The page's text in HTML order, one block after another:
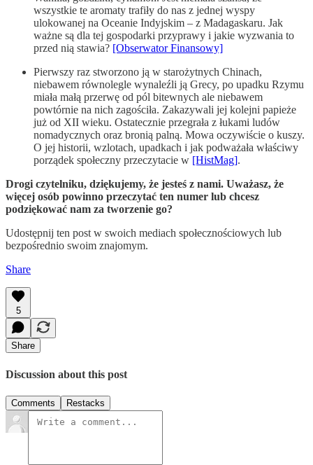
wszystkie te aromaty trafiły do nas z jednej wyspy
ulokowanej na Oceanie Indyjskim – z Madagaskaru. Jak
ważne są dla tej gospodarki przyprawy i jakie wyzwania to
przed nią stawia? [Obserwator Finansowy]
Pierwszy raz stworzono ją w starożytnych Chinach,
niebawem równolegle wynaleźli ją Grecy, po upadku Rzymu
miała małą przerwę od pól bitewnych ale niebawem
powtórnie na nich zagościła. Zakazywali jej kolejni papieże
już od XII wieku. Ostatecznie przegrała z łukami ludów
nomadycznych oraz bronią palną. Mowa oczywiście o kuszy.
O jej historii, wzlotach, upadkach i jak podważała właściwy
porządek społeczny przeczytacie w [HistMag].
Drogi czytelniku, dziękujemy, że jesteś z nami. Uważasz, że
więcej osób powinno przeczytać ten numer lub chcesz
podziękować nam za tworzenie go?
Udostępnij ten post w swoich mediach społecznościowych lub
bezpośrednio swoim znajomym.
Share
5
Share
Discussion about this post
Comments Restacks